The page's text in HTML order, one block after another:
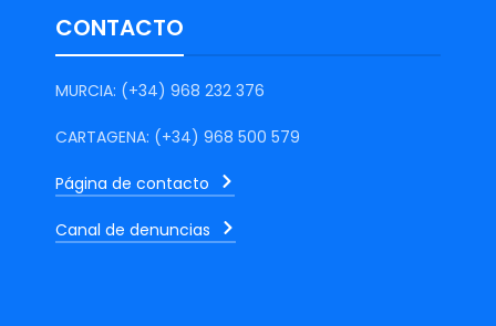
CONTACTO
MURCIA: (+34) 968 232 376
CARTAGENA: (+34) 968 500 579
Página de contacto
Canal de denuncias